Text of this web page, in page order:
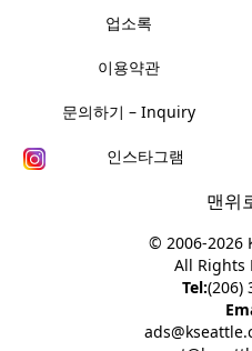
업소록
이용약관
문의하기 – Inquiry
인스타그램
맨위
© 2006-2026
All Rights
Tel:(206)